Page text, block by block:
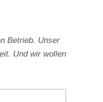
Betrieb. Unser
Und wir wollen